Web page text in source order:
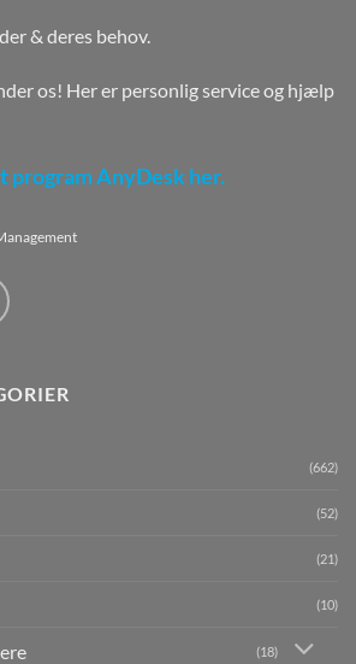
& deres behov.
os! Her er personlig service og hjælp
program AnyDesk her.
(662)
(52)
(21)
(10)
(18)